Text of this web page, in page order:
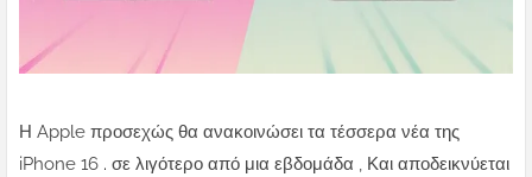
Η Apple προσεχώς θα ανακοινώσει τα τέσσερα νέα της
iPhone 16 . σε λιγότερο από μια εβδομάδα , Και αποδεικνύεται